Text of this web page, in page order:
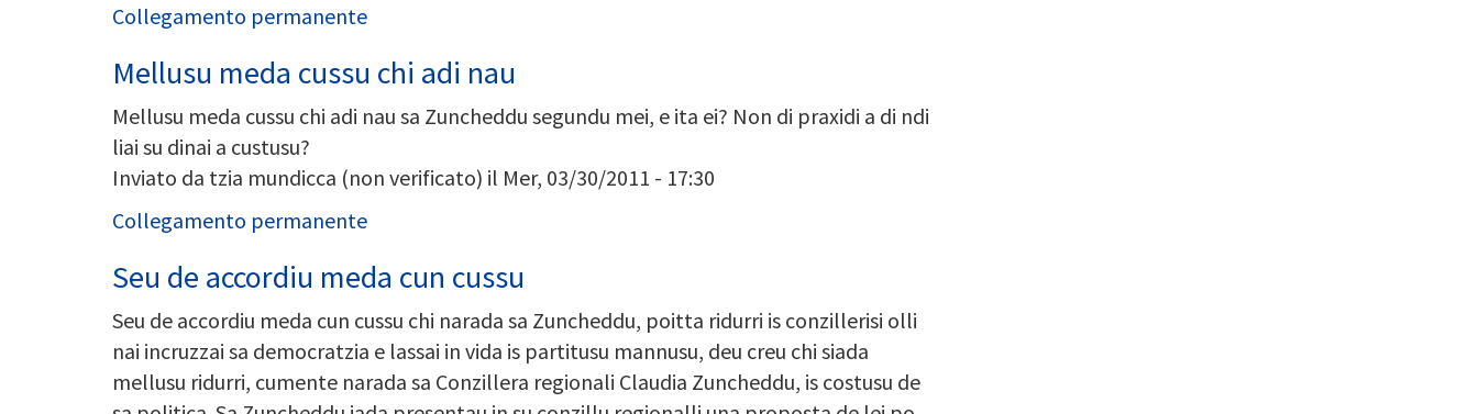
Collegamento permanente
Mellusu meda cussu chi adi nau
Mellusu meda cussu chi adi nau sa Zuncheddu segundu mei, e ita ei? Non di praxidi a di ndi
liai su dinai a custusu?
Inviato da tzia mundicca (non verificato) il Mer, 03/30/2011 - 17:30
Collegamento permanente
Seu de accordiu meda cun cussu
Seu de accordiu meda cun cussu chi narada sa Zuncheddu, poitta ridurri is conzillerisi olli
nai incruzzai sa democratzia e lassai in vida is partitusu mannusu, deu creu chi siada
mellusu ridurri, cumente narada sa Conzillera regionali Claudia Zuncheddu, is costusu de